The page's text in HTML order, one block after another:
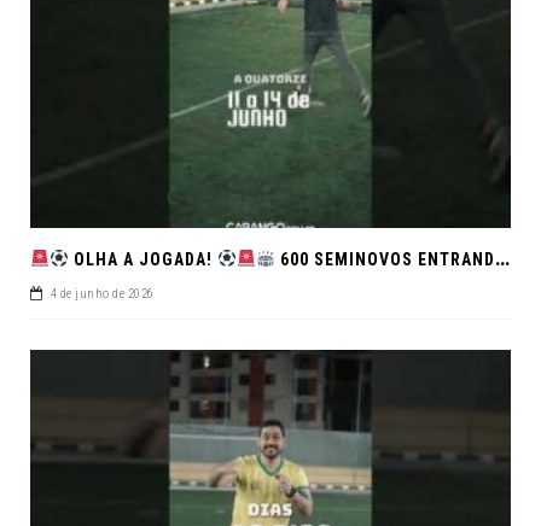
OLHA A JOGADA! 600 SEMINOVOS ENTRANDO EM CAMPO NO FEIRÃO DE VERDADE!
4 de junho de 2026